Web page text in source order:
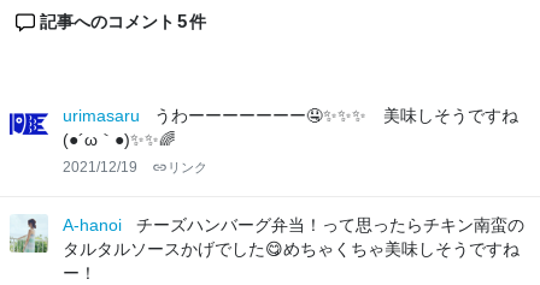
記事へのコメント 5件
urimasaru
うわーーーーーーー🤤✨✨✨ 美味しそうですね
(●´ω｀●)✨✨🌈
2021/12/19 リンク
A-hanoi
チーズハンバーグ弁当！って思ったらチキン南蛮の
タルタルソースかげでした😋めちゃくちゃ美味しそうですね
ー！